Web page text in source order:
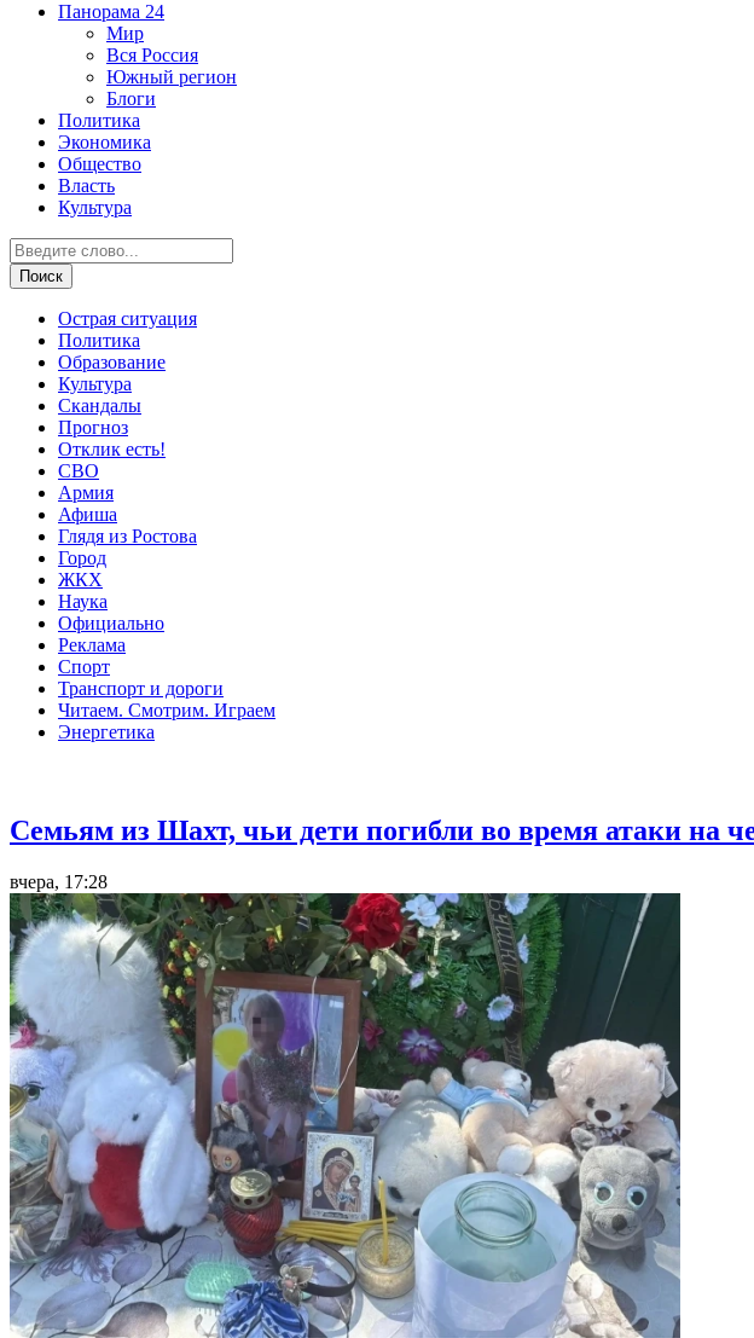
Панорама 24
Мир
Вся Россия
Южный регион
Блоги
Политика
Экономика
Общество
Власть
Культура
Острая ситуация
Политика
Образование
Культура
Скандалы
Прогноз
Отклик есть!
СВО
Армия
Афиша
Глядя из Ростова
Город
ЖКХ
Наука
Официально
Реклама
Спорт
Транспорт и дороги
Читаем. Смотрим. Играем
Энергетика
Семьям из Шахт, чьи дети погибли во время атаки на
вчера, 17:28